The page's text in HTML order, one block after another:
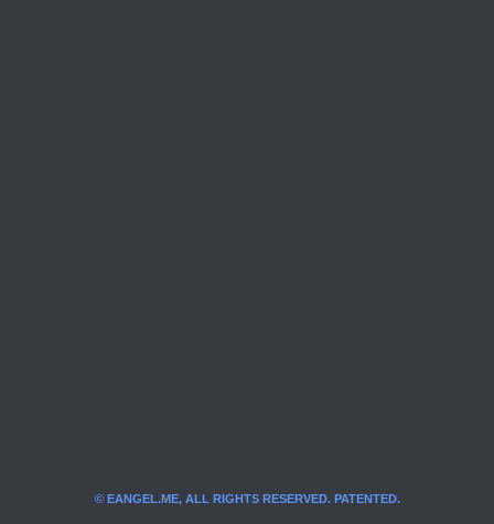
© EANGEL.ME, ALL RIGHTS RESERVED. PATENTED.